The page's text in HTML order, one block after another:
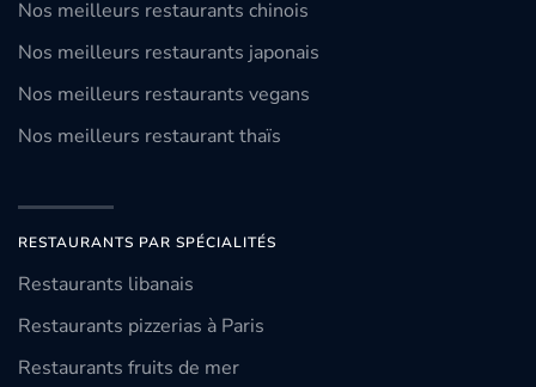
Nos meilleurs restaurants chinois
Nos meilleurs restaurants japonais
Nos meilleurs restaurants vegans
Nos meilleurs restaurant thaïs
RESTAURANTS PAR SPÉCIALITÉS
Restaurants libanais
Restaurants pizzerias à Paris
Restaurants fruits de mer